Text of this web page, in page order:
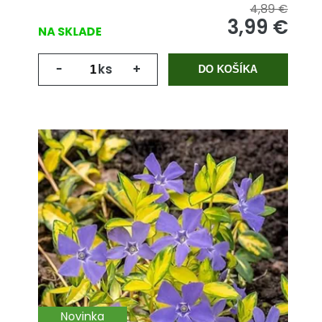
NA SKLADE
4,89 €
3,99 €
- ks + DO KOŠÍKA
Novinka